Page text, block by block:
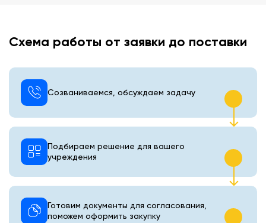
Схема работы от заявки до поставки
Созваниваемся, обсуждаем задачу
Подбираем решение для вашего
учреждения
Готовим документы для согласования,
поможем оформить закупку